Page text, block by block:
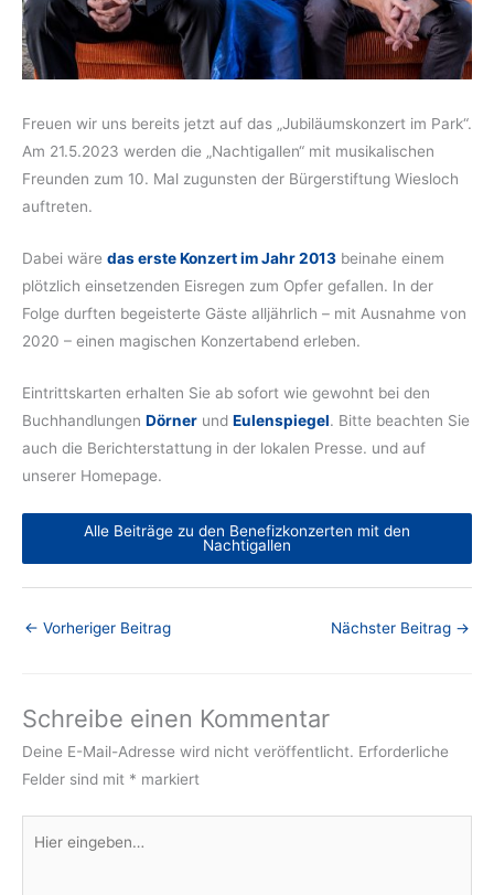
Freuen wir uns bereits jetzt auf das „Jubiläumskonzert im Park“.
Am 21.5.2023 werden die „Nachtigallen“ mit musikalischen
Freunden zum 10. Mal zugunsten der Bürgerstiftung Wiesloch
auftreten.
Dabei wäre das erste Konzert im Jahr 2013 beinahe einem
plötzlich einsetzenden Eisregen zum Opfer gefallen. In der
Folge durften begeisterte Gäste alljährlich – mit Ausnahme von
2020 – einen magischen Konzertabend erleben.
Eintrittskarten erhalten Sie ab sofort wie gewohnt bei den
Buchhandlungen Dörner und Eulenspiegel. Bitte beachten Sie
auch die Berichterstattung in der lokalen Presse. und auf
unserer Homepage.
Alle Beiträge zu den Benefizkonzerten mit den
Nachtigallen
← Vorheriger Beitrag Nächster Beitrag →
Schreibe einen Kommentar
Deine E-Mail-Adresse wird nicht veröffentlicht. Erforderliche
Felder sind mit * markiert
eingeben…